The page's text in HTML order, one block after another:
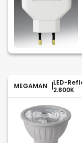
MEGAMAN
LED-
2.800K